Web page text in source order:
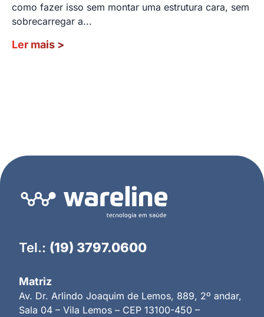
como fazer isso sem montar uma estrutura cara, sem
sobrecarregar a...
Ler mais >
Tel.: (19) 3797.0600
Matriz
Av. Dr. Arlindo Joaquim de Lemos, 889, 2º andar,
Sala 04 – Vila Lemos – CEP 13100-450 –